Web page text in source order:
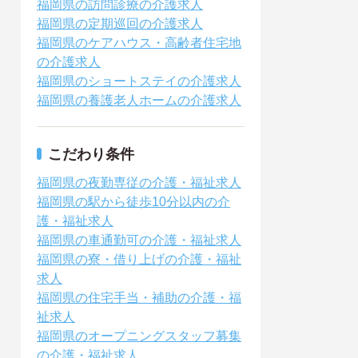
福岡県の訪問診療の介護求人
福岡県の定期巡回の介護求人
福岡県のケアハウス・高齢者住宅地
の介護求人
福岡県のショートステイの介護求人
福岡県の養護老人ホームの介護求人
こだわり条件
福岡県の夜勤専従の介護・福祉求人
福岡県の駅から徒歩10分以内の介
護・福祉求人
福岡県の車通勤可の介護・福祉求人
福岡県の寮・借り上げの介護・福祉
求人
福岡県の住宅手当・補助の介護・福
祉求人
福岡県のオープニングスタッフ募集
の介護・福祉求人